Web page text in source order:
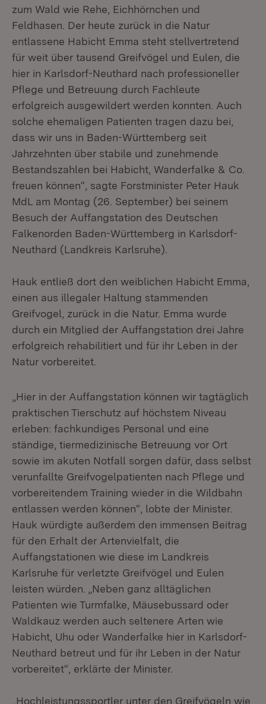
zum Wald wie Rehe, Eichhörnchen und
Feldhasen. Der heute zurück in die Natur
entlassene Habicht Emma steht stellvertretend
für weit über tausend Greifvögel und Eulen, die
hier in Karlsdorf-Neuthard nach professioneller
Pflege und Betreuung durch Fachleute
erfolgreich ausgewildert werden konnten. Auch
solche ehemaligen Patienten tragen dazu bei,
dass wir uns in Baden-Württemberg seit
Jahrzehnten über stabile und zunehmende
Bestandszahlen bei Habicht, Wanderfalke & Co.
freuen können“, sagte Forstminister Peter Hauk
MdL am Montag (26. September) bei seinem
Besuch der Auffangstation des Deutschen
Falkenorden Baden-Württemberg in Karlsdorf-
Neuthard (Landkreis Karlsruhe).
Hauk entließ dort den weiblichen Habicht Emma,
einen aus illegaler Haltung stammenden
Greifvogel, zurück in die Natur. Emma wurde
durch ein Mitglied der Auffangstation drei Jahre
erfolgreich rehabilitiert und für ihr Leben in der
Natur vorbereitet.
„Hier in der Auffangstation können wir tagtäglich
praktischen Tierschutz auf höchstem Niveau
erleben: fachkundiges Personal und eine
ständige, tiermedizinische Betreuung vor Ort
sowie im akuten Notfall sorgen dafür, dass selbst
verunfallte Greifvogelpatienten nach Pflege und
vorbereitendem Training wieder in die Wildbahn
entlassen werden können“, lobte der Minister.
Hauk würdigte außerdem den immensen Beitrag
für den Erhalt der Artenvielfalt, die
Auffangstationen wie diese im Landkreis
Karlsruhe für verletzte Greifvögel und Eulen
leisten würden. „Neben ganz alltäglichen
Patienten wie Turmfalke, Mäusebussard oder
Waldkauz werden auch seltenere Arten wie
Habicht, Uhu oder Wanderfalke hier in Karlsdorf-
Neuthard betreut und für ihr Leben in der Natur
vorbereitet“, erklärte der Minister.
„Hochleistungssportler unter den Greifvögeln wie